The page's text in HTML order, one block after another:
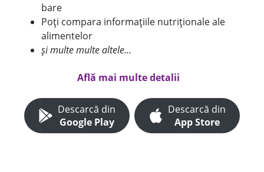
bare
Poți compara informațiile nutriționale ale
alimentelor
și multe multe altele...
Află mai multe detalii
Descarcă din
Google Play
Descarcă din
App Store